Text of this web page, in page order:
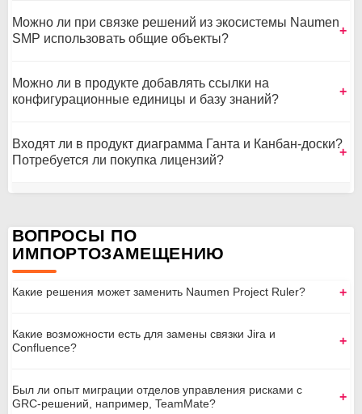
Можно ли при связке решений из экосистемы Naumen
SMP использовать общие объекты?
Можно ли в продукте добавлять ссылки на
конфигурационные единицы и базу знаний?
Входят ли в продукт диаграмма Ганта и Канбан-доски?
Потребуется ли покупка лицензий?
ВОПРОСЫ ПО
ИМПОРТОЗАМЕЩЕНИЮ
Какие решения может заменить Naumen Project Ruler?
Какие возможности есть для замены связки Jira и
Confluence?
Был ли опыт миграции отделов управления рисками с
GRC-решений, например, TeamMate?